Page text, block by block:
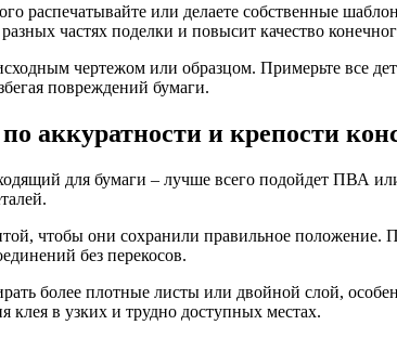
распечатывайте или делаете собственные
частях поделки и повысит качество
чертежом или образцом. Примерьте все
повреждений бумаги.
аккуратности и крепости
для бумаги – лучше всего подойдет ПВА
чтобы они сохранили правильное положение.
без перекосов.
более плотные листы или двойной слой,
клея в узких и трудно доступных местах.